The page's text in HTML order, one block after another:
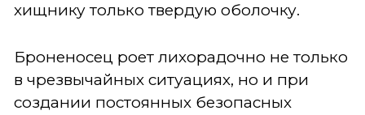
хищнику только твердую оболочку.
Броненосец роет лихорадочно не только
в чрезвычайных ситуациях, но и при
создании постоянных безопасных